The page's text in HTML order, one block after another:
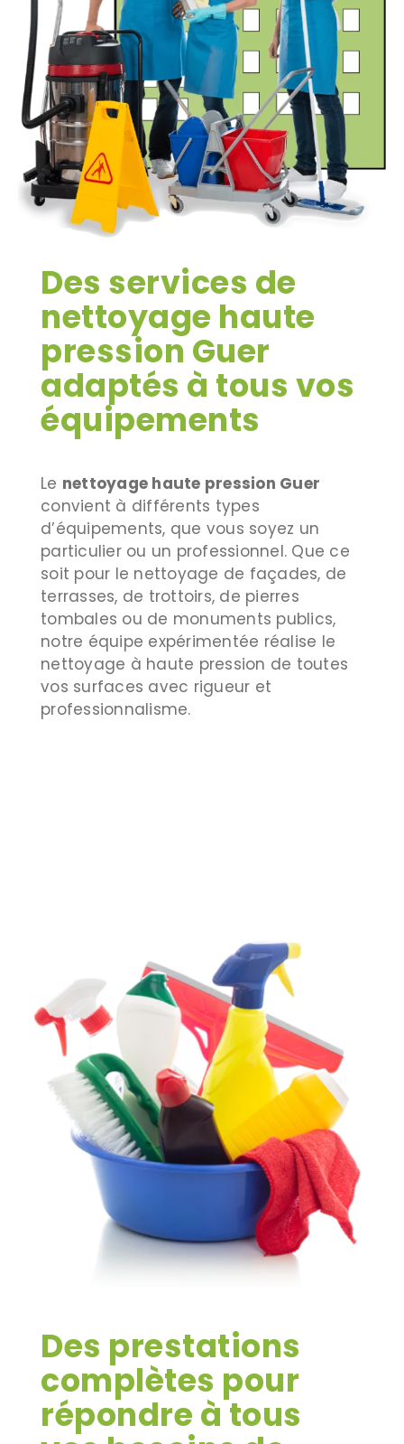
Des services de
nettoyage haute
pression Guer
adaptés à tous vos
équipements
Le nettoyage haute pression Guer
convient à différents types
d’équipements, que vous soyez un
particulier ou un professionnel. Que ce
soit pour le nettoyage de façades, de
terrasses, de trottoirs, de pierres
tombales ou de monuments publics,
notre équipe expérimentée réalise le
nettoyage à haute pression de toutes
vos surfaces avec rigueur et
professionnalisme.
Des prestations
complètes pour
répondre à tous